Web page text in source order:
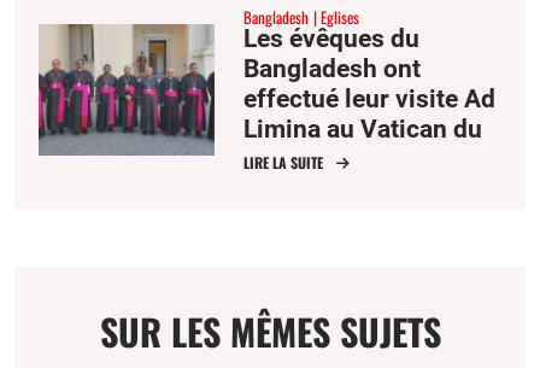
Bangladesh Eglises
Les évêques du
Bangladesh ont
effectué leur visite Ad
Limina au Vatican du
22 au 27 juin.
LIRE LA SUITE
SUR LES MÊMES SUJETS